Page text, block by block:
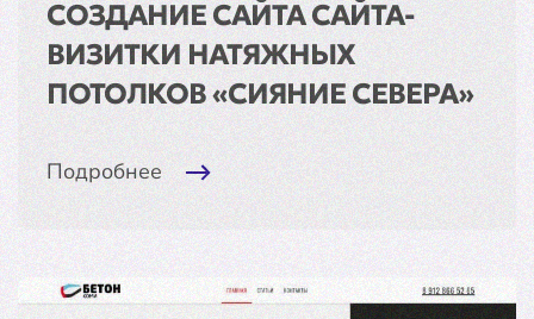
СОЗДАНИЕ САЙТА САЙТА-
ВИЗИТКИ НАТЯЖНЫХ
ПОТОЛКОВ «СИЯНИЕ СЕВЕРА»
Подробнее